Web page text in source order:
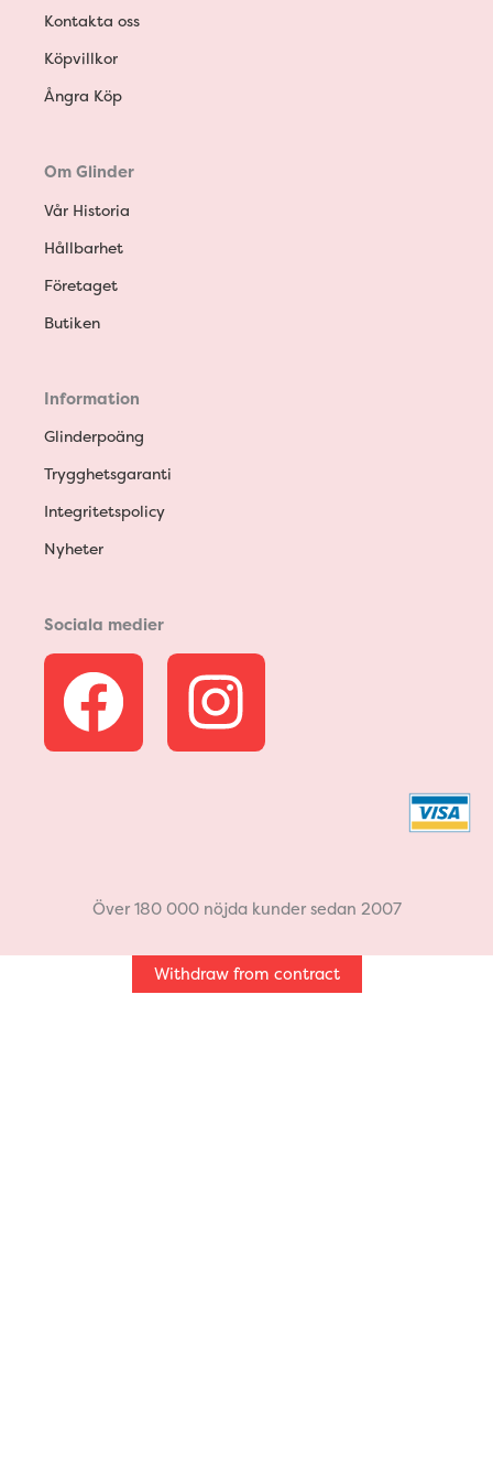
Kontakta oss
Köpvillkor
Ångra Köp
Om Glinder
Vår Historia
Hållbarhet
Företaget
Butiken
Information
Glinderpoäng
Trygghetsgaranti
Integritetspolicy
Nyheter
Sociala medier
F
a
b
o
I
n
a
g
Över 180 000 nöjda kunder sedan 2007
Withdraw from contract